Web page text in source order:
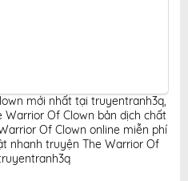
mới nhất tại truyentranh3q,
Of Clown bản dịch chất
Of Clown online miễn phí
nhanh truyện The Warrior Of